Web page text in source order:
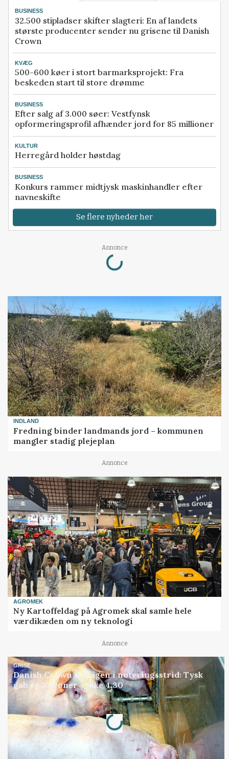
BUSINESS
32.500 stipladser skifter slagteri: En af landets
største producenter sender nu grisene til Danish
Crown
KVÆG
500-600 køer i stort barmarksprojekt: Fra
beskeden start til store drømme
BUSINESS
Efter salg af 3.000 søer: Vestfynsk
opformeringsprofil afhænder jord for 85 millioner
KULTUR
Herregård holder høstdag
BUSINESS
Konkurs rammer midtjysk maskinhandler efter
navneskifte
Se flere nyheder her
Annonce
Loading...
INDLAND
Fredning binder landmands jord – kommunen
mangler stadig plejeplan
Annonce
AGROMEK
Ny Kartoffeldag på Agromek skal samle hele
værdikæden om ny teknologi
Annonce
GRISE
Danish Crown slår igen i noteringsstrid: Tysk
gab er 3 kroner – ikke 4,30
Annonce
Loading...